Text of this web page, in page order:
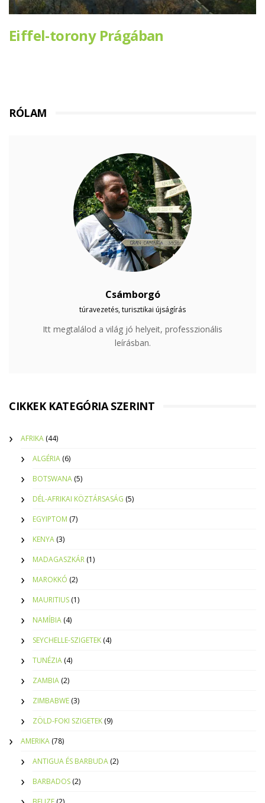
Eiffel-torony Prágában
RÓLAM
Csámborgó
túravezetés, turisztikai újságírás
Itt megtalálod a világ jó helyeit, professzionális
leírásban.
CIKKEK KATEGÓRIA SZERINT
AFRIKA (44)
ALGÉRIA (6)
BOTSWANA (5)
DÉL-AFRIKAI KÖZTÁRSASÁG (5)
EGYIPTOM (7)
KENYA (3)
MADAGASZKÁR (1)
MAROKKÓ (2)
MAURITIUS (1)
NAMÍBIA (4)
SEYCHELLE-SZIGETEK (4)
TUNÉZIA (4)
ZAMBIA (2)
ZIMBABWE (3)
ZÖLD-FOKI SZIGETEK (9)
AMERIKA (78)
ANTIGUA ÉS BARBUDA (2)
BARBADOS (2)